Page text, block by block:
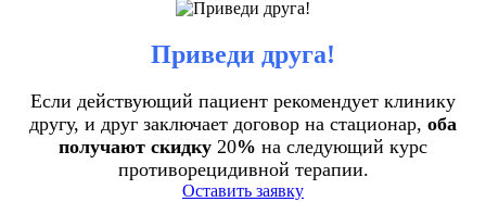
Приведи друга!
Если действующий пациент рекомендует клинику
другу, и друг заключает договор на стационар, оба
получают скидку 20% на следующий курс
противорецидивной терапии.
Оставить заявку